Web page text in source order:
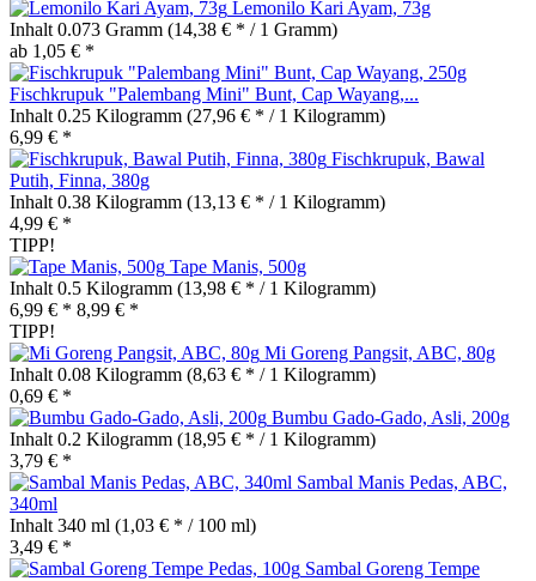
Lemonilo Kari Ayam, 73g
Inhalt 0.073 Gramm (14,38 € * / 1 Gramm)
ab 1,05 € *
Fischkrupuk "Palembang Mini" Bunt, Cap Wayang,...
Inhalt 0.25 Kilogramm (27,96 € * / 1 Kilogramm)
6,99 € *
Fischkrupuk, Bawal
Putih, Finna, 380g
Inhalt 0.38 Kilogramm (13,13 € * / 1 Kilogramm)
4,99 € *
TIPP!
Tape Manis, 500g
Inhalt 0.5 Kilogramm (13,98 € * / 1 Kilogramm)
6,99 € * 8,99 € *
TIPP!
Mi Goreng Pangsit, ABC, 80g
Inhalt 0.08 Kilogramm (8,63 € * / 1 Kilogramm)
0,69 € *
Bumbu Gado-Gado, Asli, 200g
Inhalt 0.2 Kilogramm (18,95 € * / 1 Kilogramm)
3,79 € *
Sambal Manis Pedas, ABC,
340ml
Inhalt 340 ml (1,03 € * / 100 ml)
3,49 € *
Sambal Goreng Tempe